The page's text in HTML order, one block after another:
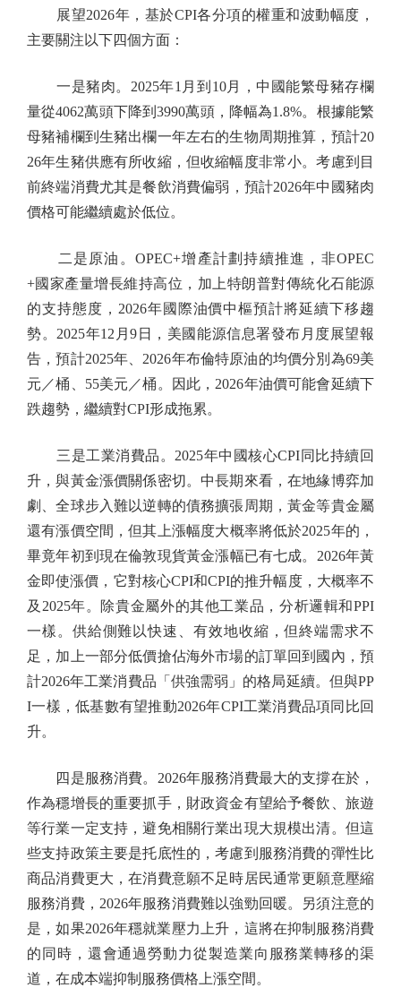
展望2026年，基於CPI各分項的權重和波動幅度，
主要關注以下四個方面：
一是豬肉。2025年1月到10月，中國能繁母豬存欄
量從4062萬頭下降到3990萬頭，降幅為1.8%。根據能繁
母豬補欄到生豬出欄一年左右的生物周期推算，預計20
26年生豬供應有所收縮，但收縮幅度非常小。考慮到目
前終端消費尤其是餐飲消費偏弱，預計2026年中國豬肉
價格可能繼續處於低位。
二是原油。OPEC+增產計劃持續推進，非OPEC
+國家產量增長維持高位，加上特朗普對傳統化石能源
的支持態度，2026年國際油價中樞預計將延續下移趨
勢。2025年12月9日，美國能源信息署發布月度展望報
告，預計2025年、2026年布倫特原油的均價分別為69美
元／桶、55美元／桶。因此，2026年油價可能會延續下
跌趨勢，繼續對CPI形成拖累。
三是工業消費品。2025年中國核心CPI同比持續回
升，與黃金漲價關係密切。中長期來看，在地緣博弈加
劇、全球步入難以逆轉的債務擴張周期，黃金等貴金屬
還有漲價空間，但其上漲幅度大概率將低於2025年的，
畢竟年初到現在倫敦現貨黃金漲幅已有七成。2026年黃
金即使漲價，它對核心CPI和CPI的推升幅度，大概率不
及2025年。除貴金屬外的其他工業品，分析邏輯和PPI
一樣。供給側難以快速、有效地收縮，但終端需求不
足，加上一部分低價搶佔海外市場的訂單回到國內，預
計2026年工業消費品「供強需弱」的格局延續。但與PP
I一樣，低基數有望推動2026年CPI工業消費品項同比回
升。
四是服務消費。2026年服務消費最大的支撐在於，
作為穩增長的重要抓手，財政資金有望給予餐飲、旅遊
等行業一定支持，避免相關行業出現大規模出清。但這
些支持政策主要是托底性的，考慮到服務消費的彈性比
商品消費更大，在消費意願不足時居民通常更願意壓縮
服務消費，2026年服務消費難以強勁回暖。另須注意的
是，如果2026年穩就業壓力上升，這將在抑制服務消費
的同時，還會通過勞動力從製造業向服務業轉移的渠
道，在成本端抑制服務價格上漲空間。